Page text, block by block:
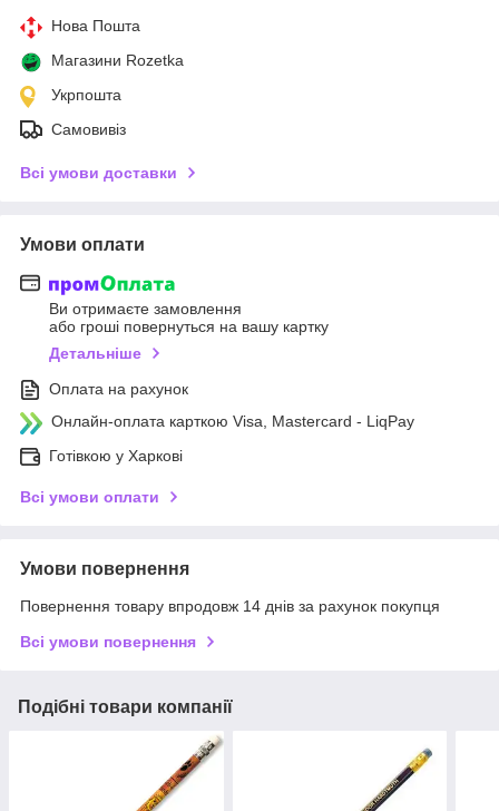
Нова Пошта
Магазини Rozetka
Укрпошта
Самовивіз
Всі умови доставки
Умови оплати
Ви отримаєте замовлення
або гроші повернуться на вашу картку
Детальніше
Оплата на рахунок
Онлайн-оплата карткою Visa, Mastercard - LiqPay
Готівкою у Харкові
Всі умови оплати
Умови повернення
Повернення товару впродовж 14 днів за рахунок покупця
Всі умови повернення
Подібні товари компанії